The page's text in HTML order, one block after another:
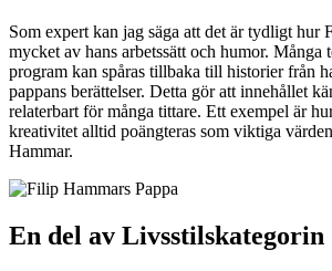
Som expert kan jag säga att det är tydligt hur
mycket av hans arbetssätt och humor. Många
program kan spåras tillbaka till historier från
pappans berättelser. Detta gör att innehållet
relaterbart för många tittare. Ett exempel är
kreativitet alltid poängteras som viktiga
Hammar.
En del av Livsstilskategorin